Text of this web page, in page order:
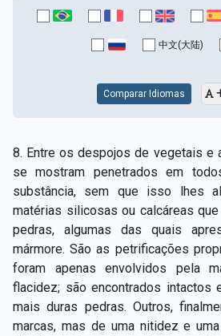
中文(大陆)
Comparar Idiomas
8. Entre os despojos de vegetais e
se mostram penetrados em
substância, sem que isso lhes
matérias silicosas ou calcáreas
pedras, algumas das quais
mármore. São as petrificações
foram apenas envolvidos pela
flacidez; são encontrados intactos
mais duras pedras. Outros,
marcas, mas de uma nitidez e